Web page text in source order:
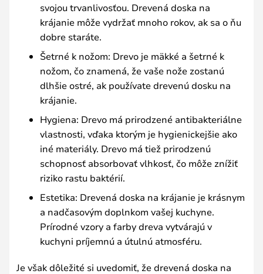
svojou trvanlivosťou. Drevená doska na
krájanie môže vydržať mnoho rokov, ak sa o ňu
dobre staráte.
Šetrné k nožom: Drevo je mäkké a šetrné k
nožom, čo znamená, že vaše nože zostanú
dlhšie ostré, ak používate drevenú dosku na
krájanie.
Hygiena: Drevo má prirodzené antibakteriálne
vlastnosti, vďaka ktorým je hygienickejšie ako
iné materiály. Drevo má tiež prirodzenú
schopnosť absorbovať vlhkosť, čo môže znížiť
riziko rastu baktérií.
Estetika: Drevená doska na krájanie je krásnym
a nadčasovým doplnkom vašej kuchyne.
Prírodné vzory a farby dreva vytvárajú v
kuchyni príjemnú a útulnú atmosféru.
Je však dôležité si uvedomiť, že drevená doska na